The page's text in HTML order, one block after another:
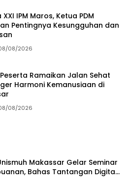
IPM Maros, Ketua PDM
Pentingnya Kesungguhan dan
08/2026
Ramaikan Jalan Sehat
Harmoni Kemanusiaan di
08/2026
Unismuh Makassar Gelar Seminar
Bahas Tantangan Digital
Lokal